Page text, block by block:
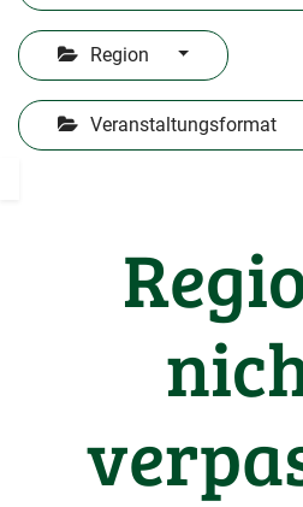
Region
Veranstaltungsformat